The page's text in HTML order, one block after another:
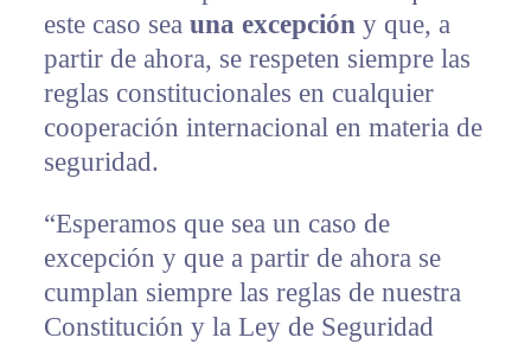
este caso sea una excepcióny que, a
partir de ahora, se respeten siempre las
reglas constitucionales en cualquier
cooperación internacional en materia de
seguridad.
“Esperamos que sea un caso de
excepción y que a partir de ahora se
cumplan siempre las reglas de nuestra
Constitución y la Ley de Seguridad